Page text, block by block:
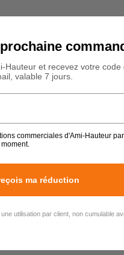
Hauteur et recevez votre code
valable 7 jours.
commerciales d'Ami-Hauteur par
ma réduction
utilisation par client, non cumulable